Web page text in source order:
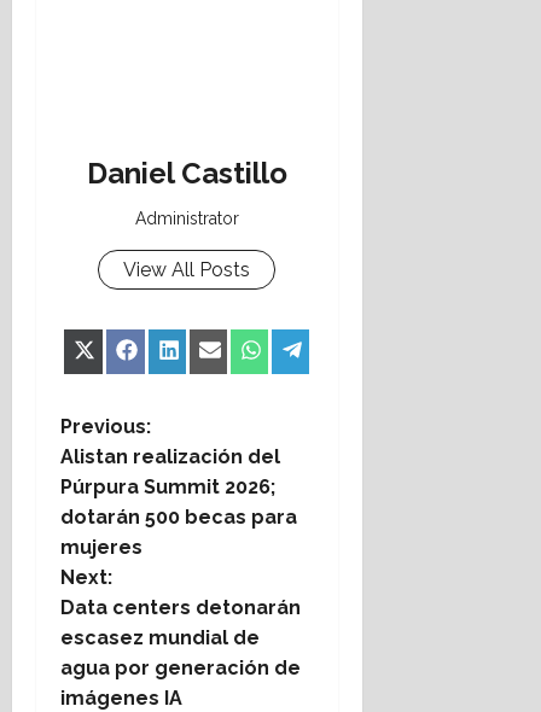
Daniel Castillo
Administrator
View All Posts
Share
X
Share
Facebook
Share
LinkedIn
Share
EmailShare
WhatsApp
Share
Telegram
P
o
s
t
n
a
Previous:
Alistan realización del
Púrpura Summit 2026;
dotarán 500 becas para
mujeres
Next:
Data centers detonarán
escasez mundial de
agua por generación de
imágenes IA